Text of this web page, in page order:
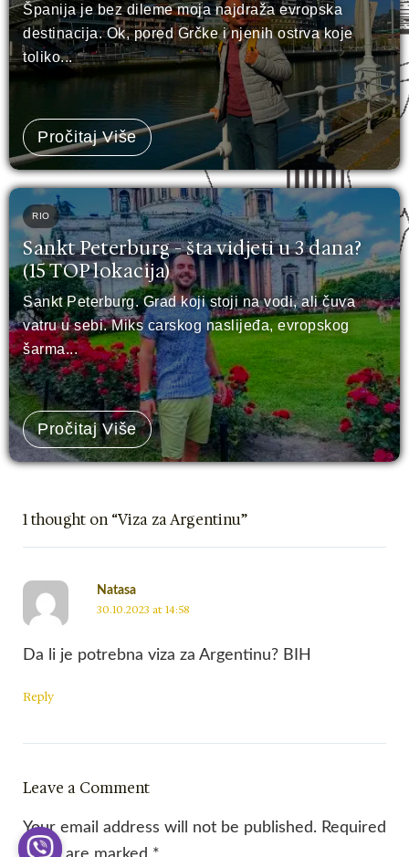
Španija je bez dileme moja najdraža evropska
destinacija. Ok, pored Grčke i njenih ostrva koje
toliko...
Pročitaj Više
RIO
Sankt Peterburg - šta vidjeti u 3 dana?
(15 TOP lokacija)
Sankt Peterburg. Grad koji stoji na vodi, ali čuva
vatru u sebi. Miks carskog naslijeđa, evropskog
šarma...
Pročitaj Više
1 thought on “Viza za Argentinu”
Natasa
30.10.2023 at 14:58
Da li je potrebna viza za Argentinu? BIH
Reply
Leave a Comment
Your email address will not be published. Required